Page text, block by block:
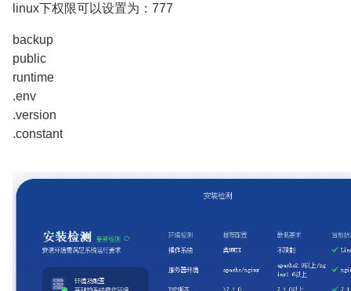
linux下权限可以设置为：777
backup
public
runtime
.env
.version
.constant